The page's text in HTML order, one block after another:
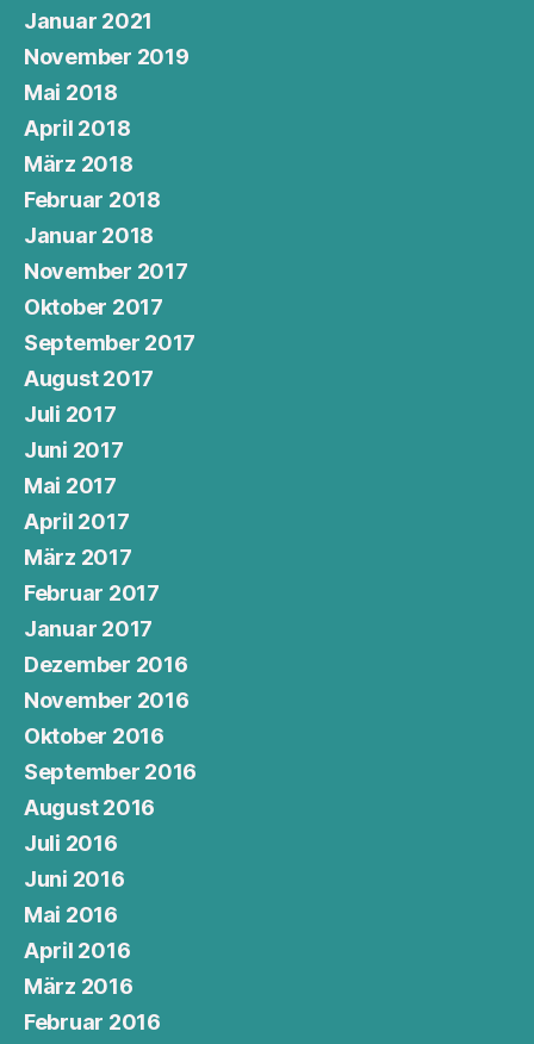
Januar 2021
November 2019
Mai 2018
April 2018
März 2018
Februar 2018
Januar 2018
November 2017
Oktober 2017
September 2017
August 2017
Juli 2017
Juni 2017
Mai 2017
April 2017
März 2017
Februar 2017
Januar 2017
Dezember 2016
November 2016
Oktober 2016
September 2016
August 2016
Juli 2016
Juni 2016
Mai 2016
April 2016
März 2016
Februar 2016